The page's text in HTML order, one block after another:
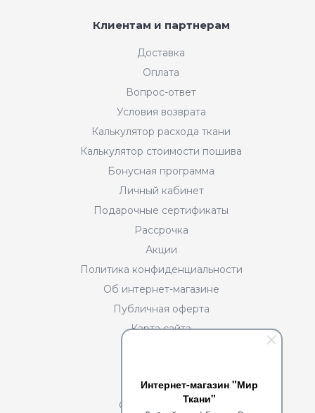
Интернет-магазин "Мир
Ткани"
Клиентам и партнерам
Доставка
Оплата
Вопрос-ответ
Условия возврата
Калькулятор расхода ткани
Калькулятор стоимости пошива
Бонусная программа
Личный кабинет
Подарочные сертификаты
Рассрочка
Акции
Политика конфиденциальности
Об интернет-магазине
Публичная оферта
Карта сайта
О нас
Сотрудничество